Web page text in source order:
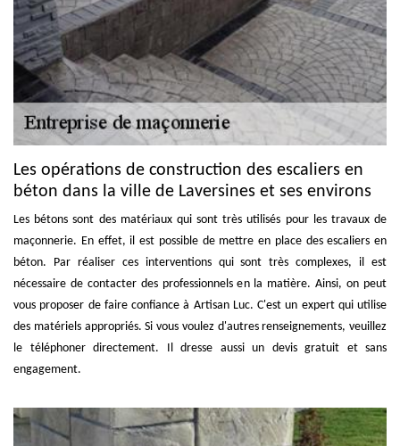
Les opérations de construction des escaliers en
béton dans la ville de Laversines et ses environs
Les bétons sont des matériaux qui sont très utilisés pour les travaux de
maçonnerie. En effet, il est possible de mettre en place des escaliers en
béton. Par réaliser ces interventions qui sont très complexes, il est
nécessaire de contacter des professionnels en la matière. Ainsi, on peut
vous proposer de faire confiance à Artisan Luc. C'est un expert qui utilise
des matériels appropriés. Si vous voulez d'autres renseignements, veuillez
le téléphoner directement. Il dresse aussi un devis gratuit et sans
engagement.